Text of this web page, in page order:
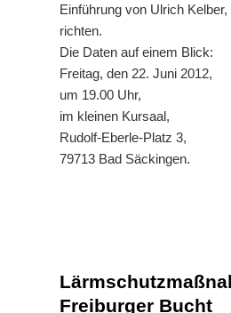
Einführung von Ulrich
richten.
Die Daten auf einem Blick:
Freitag, den 22. Juni 2012,
um 19.00 Uhr,
im kleinen Kursaal,
Rudolf-Eberle-Platz 3,
79713 Bad Säckingen.
Freiburger Bucht